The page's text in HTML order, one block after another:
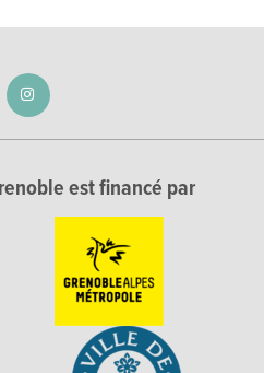
est financé par